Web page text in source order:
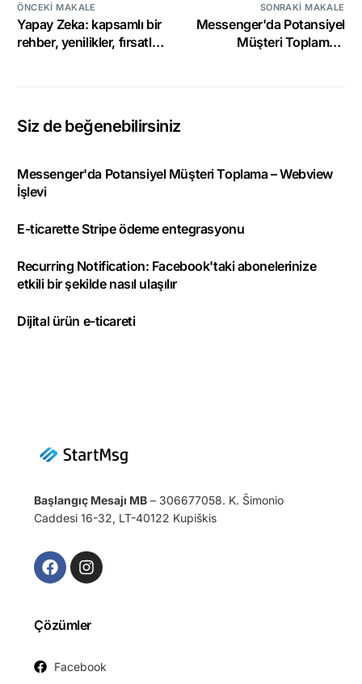
ÖNCEKI MAKALE
Yapay Zeka: kapsamlı bir
rehber, yenilikler, fırsatlar
SONRAKI MAKALE
Messenger'da Potansiyel
Müşteri Toplama –
Siz de beğenebilirsiniz
Messenger'da Potansiyel Müşteri Toplama – Webview
İşlevi
E-ticarette Stripe ödeme entegrasyonu
Recurring Notification: Facebook'taki abonelerinize
etkili bir şekilde nasıl ulaşılır
Dijital ürün e-ticareti
Başlangıç Mesajı MB – 306677058. K. Šimonio
Caddesi 16-32, LT-40122 Kupiškis
Çözümler
Facebook